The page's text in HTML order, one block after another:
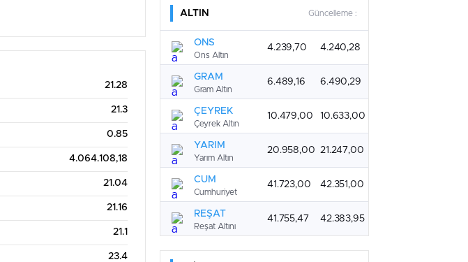
21.28
21.3
0.85
4.064.108,18
21.04
21.16
21.1
23.4
ALTIN Güncelleme :
ONS
Ons Altın
4.239,70 4.240,28
GRAM
Gram Altın
6.489,16 6.490,29
ÇEYREK
Çeyrek Altın
10.479,00 10.633,00
YARIM
Yarım Altın
20.958,00 21.247,00
CUM
Cumhuriyet
41.723,00 42.351,00
REŞAT
Reşat Altını
41.755,47 42.383,95